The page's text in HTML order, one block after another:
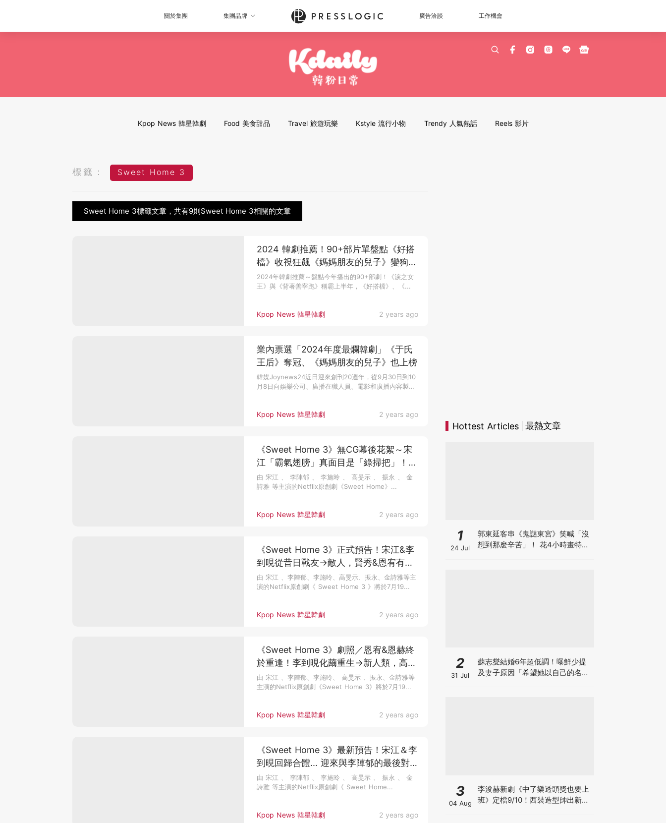
關於集團 集團品牌 廣告洽談 工作機會
Kpop News 韓星韓劇 Food 美食甜品 Travel 旅遊玩樂 Kstyle 流行小物 Trendy 人氣熱話 Reels 影片
標籤： Sweet Home 3
Sweet Home 3標籤文章，共有9則Sweet Home 3相關的文章
Kpop News 韓星韓劇 2 years ago
2024 韓劇推薦！90+部片單盤點《好搭
檔》收視狂飆《媽媽朋友的兒子》變狗血
劇
2024年韓劇推薦～盤點今年播出的90+部劇！《淚之女
王》與《背著善宰跑》稱霸上半年，《好搭檔》、《...
Kpop News 韓星韓劇 2 years ago
業內票選「2024年度最爛韓劇」《于氏
王后》奪冠、《媽媽朋友的兒子》也上榜
韓媒Joynews24近日迎來創刊20週年，從9月30日到10
月8日向娛樂公司、廣播在職人員、電影和廣播內容製作
Kpop News 韓星韓劇 2 years ago
《Sweet Home 3》無CG幕後花絮～宋
江「霸氣翅膀」真面目是「綠掃把」！
網：整季都在掃地
由 宋江 、 李陣郁 、 李施昤 、 高旻示 、 振永 、 金
詩雅 等主演的Netflix原創劇《Sweet Home》...
Kpop News 韓星韓劇 2 years ago
《Sweet Home 3》正式預告！宋江&李
到晛從昔日戰友→敵人，賢秀&恩宥有
「感情缐」？
由 宋江 、李陣郁、李施昤、高旻示、振永、金詩雅等主
演的Netflix原創劇《 Sweet Home 3 》將於7月19...
Kpop News 韓星韓劇 2 years ago
《Sweet Home 3》劇照／恩宥&恩赫終
於重逢！李到晛化繭重生→新人類，高旻
示「領便當預警」?!
由 宋江 、李陣郁、李施昤、 高旻示 、振永、金詩雅等
主演的Netflix原創劇《Sweet Home 3》將於7月19...
Kpop News 韓星韓劇 2 years ago
《Sweet Home 3》最新預告！宋江＆李
到晛回歸合體... 迎來與李陣郁的最後對
決
由 宋江 、 李陣郁 、 李施昤 、 高旻示 、 振永 、 金
詩雅 等主演的Netflix原創劇《 Sweet Home...
Hottest Articles 最熱文章
1
24 Jul
郭東延客串《鬼謎東宮》笑喊「沒
想到那麽辛苦」！ 花4小時畫特效
2
31 Jul
蘇志燮結婚6年超低調！曝鮮少提
及妻子原因「希望她以自己的名字
3
04 Aug
李浚赫新劇《中了樂透頭獎也要上
班》定檔9/10！西裝造型帥出新高